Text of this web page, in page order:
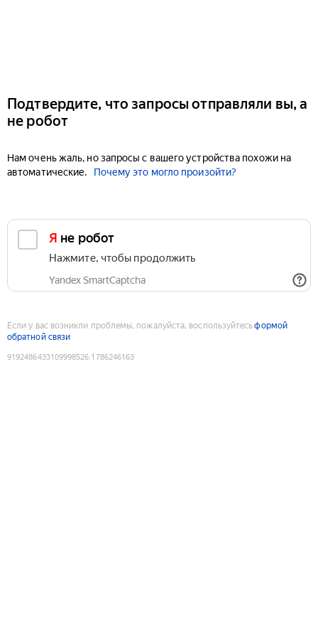
Подтвердите, что запросы отправляли вы, а
не робот
Нам очень жаль, но запросы с вашего устройства похожи на
автоматические.
Почему это могло произойти?
Я не робот
Нажмите, чтобы продолжить
Yandex SmartCaptcha
Если у вас возникли проблемы, пожалуйста, воспользуйтесьформой
обратной связи
9192486433109998526:1786246163